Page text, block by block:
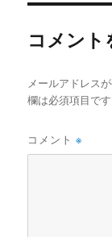
コメント
メールアドレス
欄は必須項目です
コメント※